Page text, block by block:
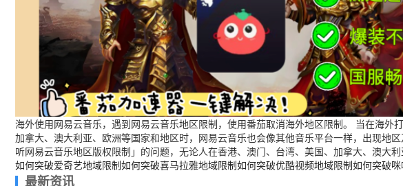
海外使用网易云音乐，遇到网易云音乐地区限制，使用番茄取消海外地区限制。 当在海外
加拿大、澳大利亚、欧洲等国家和地区时，网易云音乐也会像其他音乐平台一样，出现地
听网易云音乐地区版权限制」的问题，无论人在香港、澳门、台湾、美国、加拿大、澳大
如何突破爱奇艺地域限制 如何突破喜马拉雅地域限制 如何突破优酷视频地域限制 如何突破咪
最新资讯